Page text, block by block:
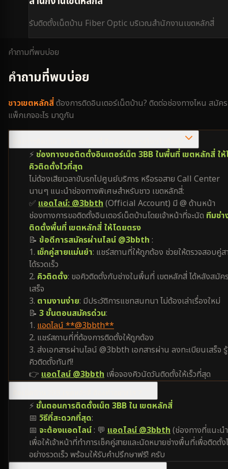
รับติดตั้งเน็ตบ้าน Fiber Optic บริเวณสำนักงานเขตหลักสี่
คำถามที่พบบ่อย
คำถามที่พบบ่อย
ชาวเขตหลักสี่ต้องการติดอินเตอร์เน็ตบ้าน? ติดต่อช่องทางไหน สมัคร
แพ็กเกจอะไร มาดูกัน
⚡ ช่องทางขอติดตั้งอินเตอร์เน็ต 3BB ในพื้นที่ เขตหลักสี่ ให้
คิวติดตั้งไวที่สุด
ไม่ต้องเสียเวลาขับรถไปศูนย์บริการ หรือรอสาย Call Center
นานๆ แนะนำช่องทางพิเศษสำหรับชาว เขตหลักสี่:
✅ แอดไลน์: @3bbth(Official Account) มี @ ด้านหน้า
ช่องทางการขอติดตั้งอินเตอร์เน็ตบ้านโดยเจ้าหน้าที่จะนัด ทีมช่า
ติดตั้งพื้นที่ เขตหลักสี่ ให้โดยตรง
📝 ข้อดีการสมัครผ่านไลน์ @3bbth :
1. เช็กคู่สายแม่นยำ: แชร์สถานที่ให้ถูกต้อง ช่วยให้ตรวจสอบคู่ส
ได้รวดเร็ว
2. คิวติดตั้ง: ขอคิวติดตั้งกับช่างในพื้นที่ เขตหลักสี่ ได้หลังสมัค
เสร็จ
3. ตามงานง่าย: มีประวัติการแชทสนทนา ไม่ต้องเล่าเรื่องใหม่
📝 3 ขั้นตอนสมัครด่วน:
1. แอดไลน์ **@3bbth**
2. แชร์สถานที่ที่ต้องการติดตั้งให้ถูกต้อง
3. ส่งเอกสารผ่านไลน์ @3bbth เอกสารผ่าน ลงทะเบียนเสร็จ รู้
คิวติดตั้งทันที!
👉 แอดไลน์ @3bbth เพื่อจองคิวนัดวันติดตั้งให้เร็วที่สุด
⚡ ขั้นตอนการติดตั้งเน็ต 3BB ใน เขตหลักสี่
📅 วิธีที่สะดวกที่สุด:
📅 จะต้องแอดไลน์: 💬 แอดไลน์ @3bbth(ช่องทางที่แนะน
เพื่อให้เจ้าหน้าที่ทำการเช็คคู่สายและนัดหมายช่างพื้นที่เพื่อติดตั้ง
อย่างรวดเร็ว พร้อมให้รับคำปรึกษาฟรี! ครับ